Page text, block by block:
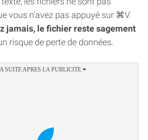
vous n'avez pas appuyé sur ⌘V.
jamais, le fichier reste sagement
risque de perte de données.